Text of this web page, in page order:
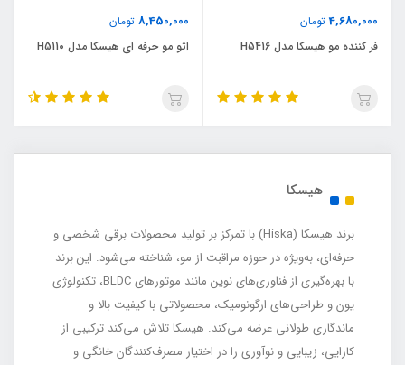
4,680,000تومان
فر کننده مو هیسکا مدل H5416
8,450,000 تومان
اتو مو حرفه ای هیسکا مدل H5110
هیسکا
برند هیسکا (Hiska) با تمرکز بر تولید محصولات برقی شخصی و
حرفه‌ای، به‌ویژه در حوزه مراقبت از مو، شناخته می‌شود. این برند
با بهره‌گیری از فناوری‌های نوین مانند موتورهای BLDC، تکنولوژی
یون و طراحی‌های ارگونومیک، محصولاتی با کیفیت بالا و
ماندگاری طولانی عرضه می‌کند. هیسکا تلاش می‌کند ترکیبی از
کارایی، زیبایی و نوآوری را در اختیار مصرف‌کنندگان خانگی و